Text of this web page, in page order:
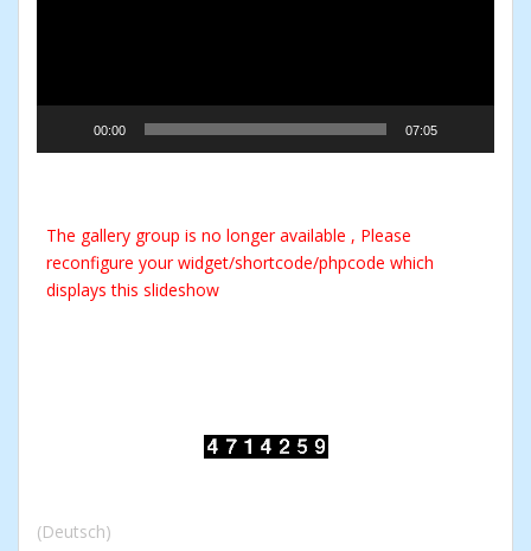
00:00 07:05
The gallery group is no longer available , Please
reconfigure your widget/shortcode/phpcode which
displays this slideshow
(Deutsch)